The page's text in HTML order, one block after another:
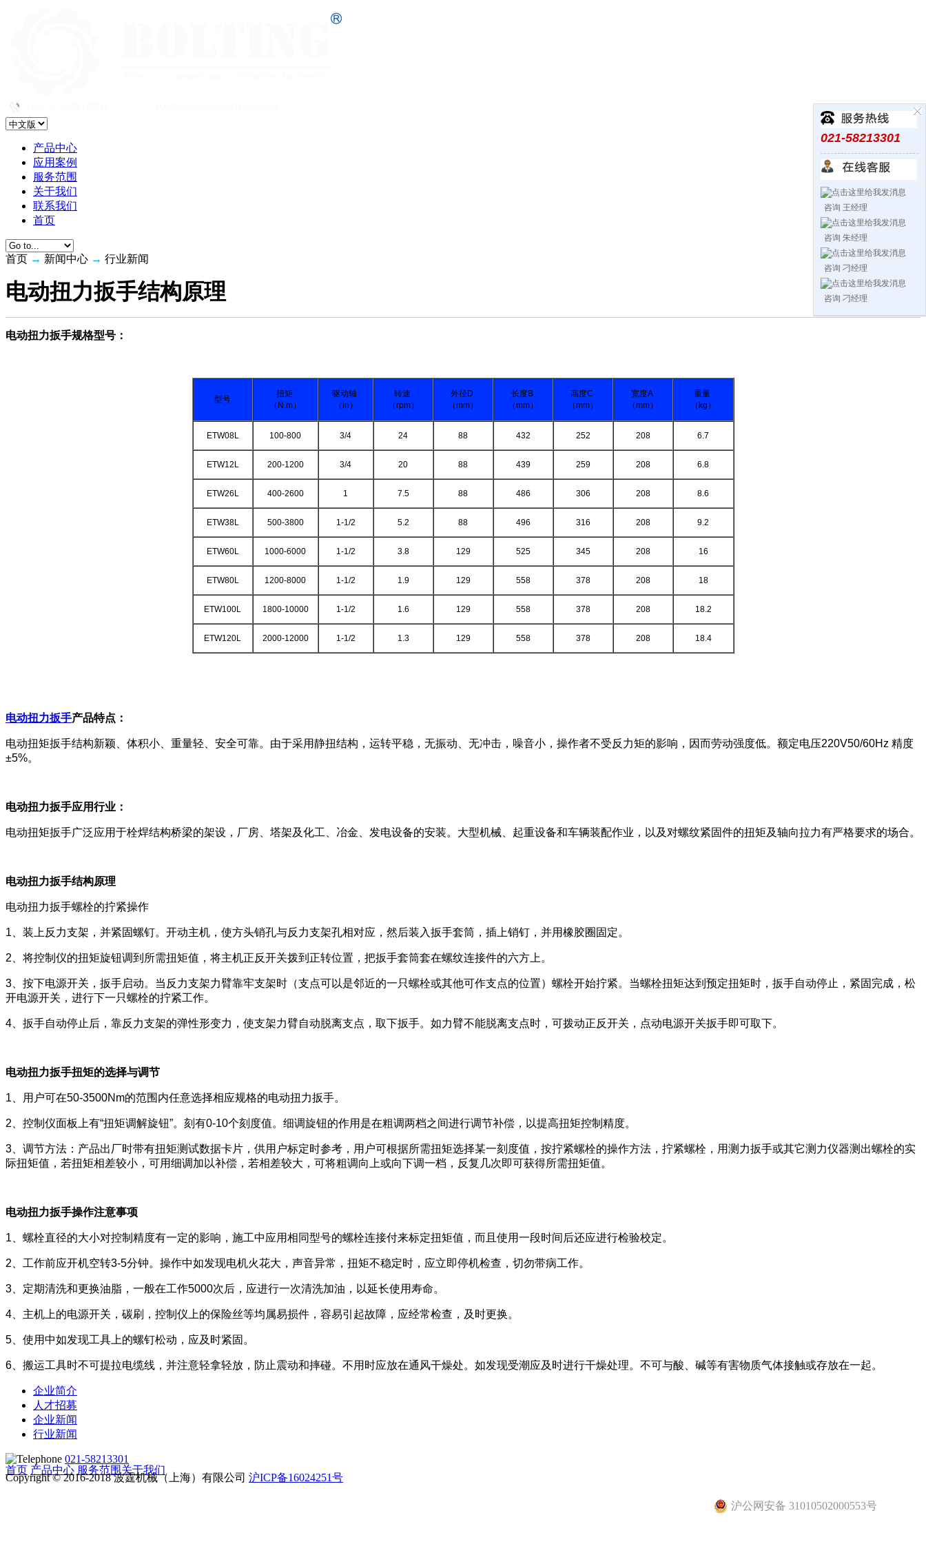
产品中心
应用案例
服务范围
关于我们
联系我们
首页
首页 → 新闻中心 → 行业新闻
电动扭力扳手结构原理
电动扭力扳手规格型号：
型号
扭矩
（N.m）
驱动轴
（in）
转速
（rpm）
外径D
（mm）
长度B
（mm）
高度C
（mm）
宽度A
（mm）
重量
（kg）
ETW08L 100-800 3/4 24 88 432 252 208 6.7
ETW12L 200-1200 3/4 20 88 439 259 208 6.8
ETW26L 400-2600 1 7.5 88 486 306 208 8.6
ETW38L 500-3800 1-1/2 5.2 88 496 316 208 9.2
ETW60L 1000-6000 1-1/2 3.8 129 525 345 208 16
ETW80L 1200-8000 1-1/2 1.9 129 558 378 208 18
ETW100L 1800-10000 1-1/2 1.6 129 558 378 208 18.2
ETW120L 2000-12000 1-1/2 1.3 129 558 378 208 18.4
电动扭力扳手产品特点：
电动扭矩扳手结构新颖、体积小、重量轻、安全可靠。由于采用静扭结构，运转平稳，无振动、无冲击，噪音小，操作者不受反力矩的影响，因而劳动强度低。额定电压220V50/60Hz 精度
±5%。
电动扭力扳手应用行业：
电动扭矩扳手广泛应用于栓焊结构桥梁的架设，厂房、塔架及化工、冶金、发电设备的安装。大型机械、起重设备和车辆装配作业，以及对螺纹紧固件的扭矩及轴向拉力有严格要求的场合。
电动扭力扳手结构原理
电动扭力扳手螺栓的拧紧操作
1、装上反力支架，并紧固螺钉。开动主机，使方头销孔与反力支架孔相对应，然后装入扳手套筒，插上销钉，并用橡胶圈固定。
2、将控制仪的扭矩旋钮调到所需扭矩值，将主机正反开关拨到正转位置，把扳手套筒套在螺纹连接件的六方上。
3、按下电源开关，扳手启动。当反力支架力臂靠牢支架时（支点可以是邻近的一只螺栓或其他可作支点的位置）螺栓开始拧紧。当螺栓扭矩达到预定扭矩时，扳手自动停止，紧固完成，松
开电源开关，进行下一只螺栓的拧紧工作。
4、扳手自动停止后，靠反力支架的弹性形变力，使支架力臂自动脱离支点，取下扳手。如力臂不能脱离支点时，可拨动正反开关，点动电源开关扳手即可取下。
电动扭力扳手扭矩的选择与调节
1、用户可在50-3500Nm的范围内任意选择相应规格的电动扭力扳手。
2、控制仪面板上有“扭矩调解旋钮”。刻有0-10个刻度值。细调旋钮的作用是在粗调两档之间进行调节补偿，以提高扭矩控制精度。
3、调节方法：产品出厂时带有扭矩测试数据卡片，供用户标定时参考，用户可根据所需扭矩选择某一刻度值，按拧紧螺栓的操作方法，拧紧螺栓，用测力扳手或其它测力仪器测出螺栓的实
际扭矩值，若扭矩相差较小，可用细调加以补偿，若相差较大，可将粗调向上或向下调一档，反复几次即可获得所需扭矩值。
电动扭力扳手操作注意事项
1、螺栓直径的大小对控制精度有一定的影响，施工中应用相同型号的螺栓连接付来标定扭矩值，而且使用一段时间后还应进行检验校定。
2、工作前应开机空转3-5分钟。操作中如发现电机火花大，声音异常，扭矩不稳定时，应立即停机检查，切勿带病工作。
3、定期清洗和更换油脂，一般在工作5000次后，应进行一次清洗加油，以延长使用寿命。
4、主机上的电源开关，碳刷，控制仪上的保险丝等均属易损件，容易引起故障，应经常检查，及时更换。
5、使用中如发现工具上的螺钉松动，应及时紧固。
6、搬运工具时不可提拉电缆线，并注意轻拿轻放，防止震动和摔碰。不用时应放在通风干燥处。如发现受潮应及时进行干燥处理。不可与酸、碱等有害物质气体接触或存放在一起。
企业简介
人才招募
企业新闻
行业新闻
021-58213301
首页 产品中心 服务范围关于我们
Copyright © 2016-2018 波霆机械（上海）有限公司 沪ICP备16024251号
沪公网安备 31010502000553号
021-58213301
咨询 王经理
咨询 朱经理
咨询 刁经理
咨询 刁经理